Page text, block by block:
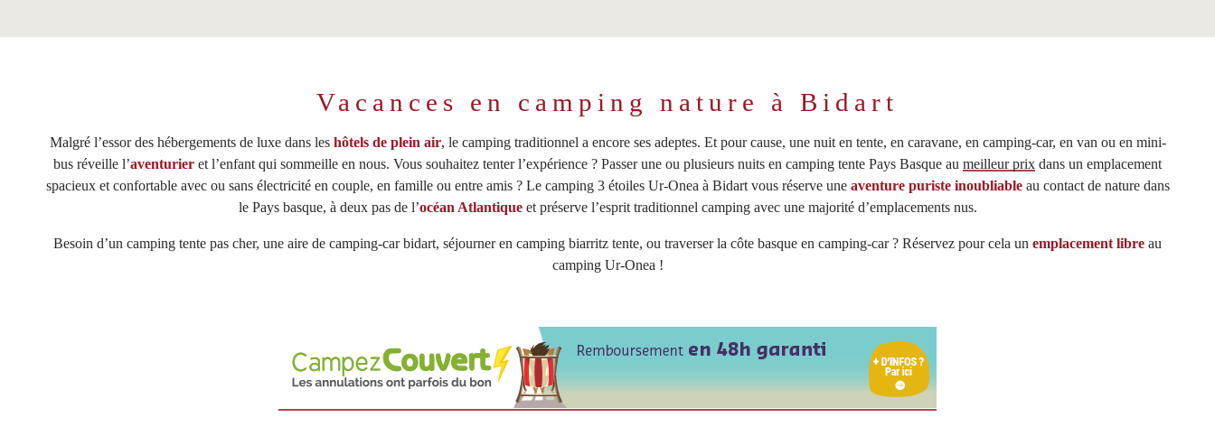
Vacances en camping nature à Bidart
Malgré l’essor des hébergements de luxe dans les hôtels de plein air, le camping traditionnel a encore ses adeptes. Et pour cause, une nuit en tente, en caravane, en camping-car, en van ou en mini-
bus réveille l’aventurier et l’enfant qui sommeille en nous. Vous souhaitez tenter l’expérience ? Passer une ou plusieurs nuits en camping tente Pays Basque au meilleur prix dans un emplacement
spacieux et confortable avec ou sans électricité en couple, en famille ou entre amis ? Le camping 3 étoiles Ur-Onea à Bidart vous réserve une aventure puriste inoubliableau contact de nature dans
le Pays basque, à deux pas de l’océan Atlantiqueet préserve l’esprit traditionnel camping avec une majorité d’emplacements nus.
Besoin d’un camping tente pas cher, une aire de camping-car bidart, séjourner en camping biarritz tente, ou traverser la côte basque en camping-car ? Réservez pour cela un emplacement libre au
camping Ur-Onea !